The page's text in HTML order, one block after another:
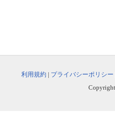
利用規約 | プライバシーポリシー